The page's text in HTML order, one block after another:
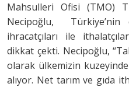
Mahsulleri Ofisi (TMO)
Necipoğlu, Türkiye’nin
ihracatçıları ile
dikkat çekti. Necipoğlu,
olarak ülkemizin
alıyor. Net tarım ve gıda